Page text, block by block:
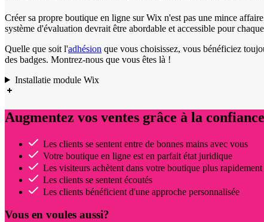
Créer sa propre boutique en ligne sur Wix n'est pas une mince
système d'évaluation devrait être abordable et accessible pour
Quelle que soit l'adhésion que vous choisissez, vous bénéficiez
des badges. Montrez-nous que vous êtes là !
Installatie module Wix
Augmentez vos ventes grâce à la
Les clients se sentent entre de bonnes mains avec vous
Votre boutique en ligne est en parfait état juridique
Les visiteurs achètent dans votre boutique plus
Les clients se sentent écoutés
Les clients bénéficient d'une approche personnalisée
Vous en voules aussi?